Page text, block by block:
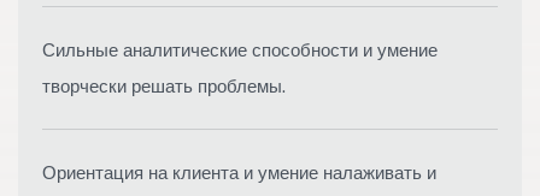
Сильные аналитические способности и умение
творчески решать проблемы.
Ориентация на клиента и умение налаживать и